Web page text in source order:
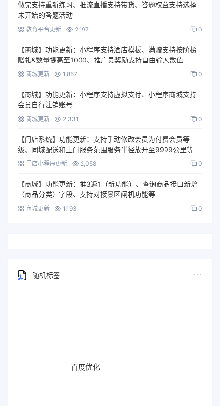
做完支持重新练习、推流直播支持带货、答题权益支持选择
未开始的答题活动
教育平台更新 2,197 0
【商城】功能更新：小程序支持酒店模板、满赠支持按阶梯
赠礼&数量提高至1000、推广员奖励支持自由输入数值
商城更新 1,857 0
【商城】功能更新：小程序支持虚拟支付、小程序商城支持
会员自行注销账号
商城更新 2,331 0
【门店系统】功能更新：支持手动修改会员为付费会员等
级、同城配送和上门服务范围服务半径放开至9999公里等
门店小程序更新 2,058 0
【商城】功能更新：推3返1（新功能）、查询商品接口新增
（商品分类）字段、支持对接景区闸机功能等
商城更新 1,193 0
随机标签
百度优化